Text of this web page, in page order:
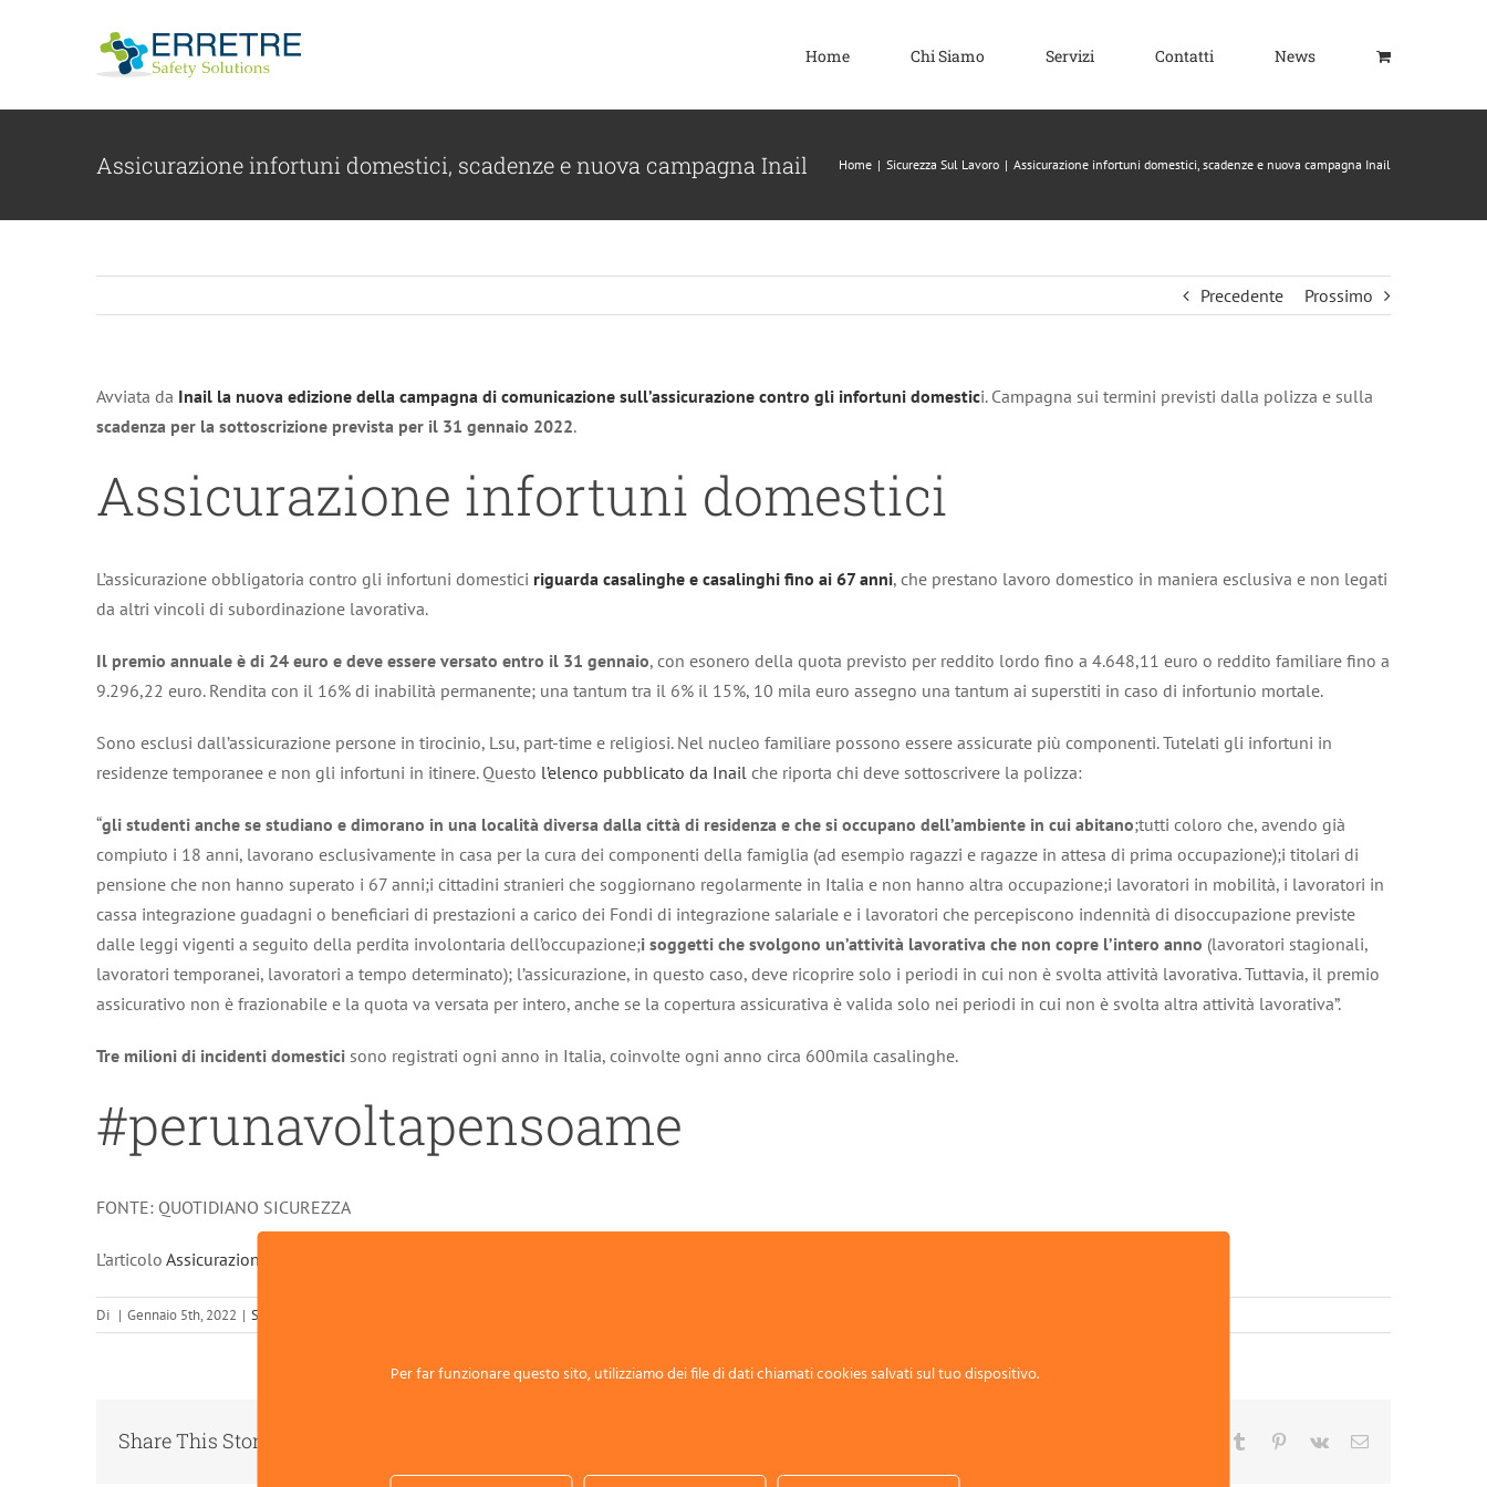
Home Chi Siamo Servizi Contatti News
Assicurazione infortuni domestici, scadenze e nuova campagna Inail Home | Sicurezza Sul Lavoro | Assicurazione infortuni domestici, scadenze e nuova campagna Inail
Precedente Prossimo
Avviata da Inail la nuova edizione della campagna di comunicazione sull’assicurazione contro gli infortuni domestici. Campagna sui termini previsti dalla polizza e sulla
scadenza per la sottoscrizione prevista per il 31 gennaio 2022.
Assicurazione infortuni domestici
L’assicurazione obbligatoria contro gli infortuni domestici riguarda casalinghe e casalinghi fino ai 67 anni, che prestano lavoro domestico in maniera esclusiva e non legati
da altri vincoli di subordinazione lavorativa.
Il premio annuale è di 24 euro e deve essere versato entro il 31 gennaio, con esonero della quota previsto per reddito lordo fino a 4.648,11 euro o reddito familiare fino a
9.296,22 euro. Rendita con il 16% di inabilità permanente; una tantum tra il 6% il 15%, 10 mila euro assegno una tantum ai superstiti in caso di infortunio mortale.
Sono esclusi dall’assicurazione persone in tirocinio, Lsu, part-time e religiosi. Nel nucleo familiare possono essere assicurate più componenti. Tutelati gli infortuni in
residenze temporanee e non gli infortuni in itinere. Questo l’elenco pubblicato da Inail che riporta chi deve sottoscrivere la polizza:
“gli studenti anche se studiano e dimorano in una località diversa dalla città di residenza e che si occupano dell’ambiente in cui abitano;tutti coloro che, avendo già
compiuto i 18 anni, lavorano esclusivamente in casa per la cura dei componenti della famiglia (ad esempio ragazzi e ragazze in attesa di prima occupazione);i titolari di
pensione che non hanno superato i 67 anni;i cittadini stranieri che soggiornano regolarmente in Italia e non hanno altra occupazione;i lavoratori in mobilità, i lavoratori in
cassa integrazione guadagni o beneficiari di prestazioni a carico dei Fondi di integrazione salariale e i lavoratori che percepiscono indennità di disoccupazione previste
dalle leggi vigenti a seguito della perdita involontaria dell’occupazione;i soggetti che svolgono un’attività lavorativa che non copre l’intero anno (lavoratori stagionali,
lavoratori temporanei, lavoratori a tempo determinato); l’assicurazione, in questo caso, deve ricoprire solo i periodi in cui non è svolta attività lavorativa. Tuttavia, il premio
assicurativo non è frazionabile e la quota va versata per intero, anche se la copertura assicurativa è valida solo nei periodi in cui non è svolta altra attività lavorativa”.
Tre milioni di incidenti domestici sono registrati ogni anno in Italia, coinvolte ogni anno circa 600mila casalinghe.
#perunavoltapensoame
FONTE: QUOTIDIANO SICUREZZA
L’articolo Assicurazione infortuni domestici, scadenze e nuova campagna Inail
Di | Gennaio 5th, 2022 | Sicurezza Sul Lavoro
Share This Story, Choose Your Platform! WhatsApp
Tumblr Pinterest
Vk Email
Per far funzionare questo sito, utilizziamo dei file di dati chiamati cookies salvati sul tuo dispositivo.